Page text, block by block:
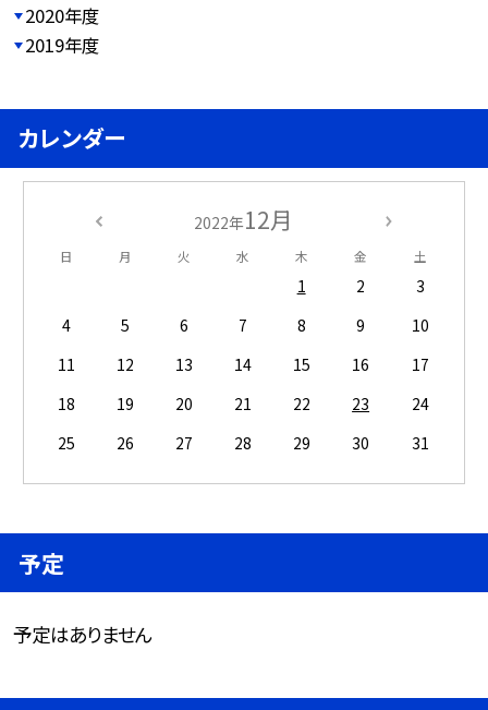
2020年度
2019年度
カレンダー
2022年12月
日 月 火 水 木 金 土
1 2
3
4
5 6 7 8 9
10
11
12 13 14 15 16
17
18
19 20 21 22 23
24
25
26 27 28 29 30 31
予定
予定はありません